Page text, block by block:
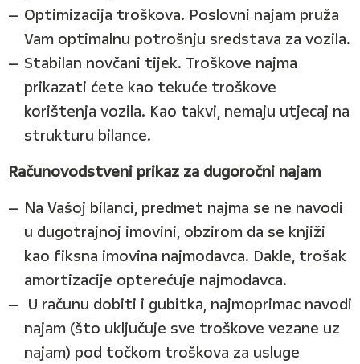
Optimizacija troškova. Poslovni najam pruža
Vam optimalnu potrošnju sredstava za vozila.
Stabilan novčani tijek. Troškove najma
prikazati ćete kao tekuće troškove
korištenja vozila. Kao takvi, nemaju utjecaj na
strukturu bilance.
Računovodstveni prikaz za dugoročni najam
Na Vašoj bilanci, predmet najma se ne navodi
u dugotrajnoj imovini, obzirom da se knjiži
kao fiksna imovina najmodavca. Dakle, trošak
amortizacije opterećuje najmodavca.
U računu dobiti i gubitka, najmoprimac navodi
najam (što uključuje sve troškove vezane uz
najam) pod točkom troškova za usluge